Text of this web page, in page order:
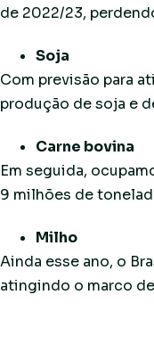
de 2022/23,
Soja
Com previsão para
produção de soja e
Carne bovina
Em seguida,
9 milhões de
Milho
Ainda esse ano, o
atingindo o marco